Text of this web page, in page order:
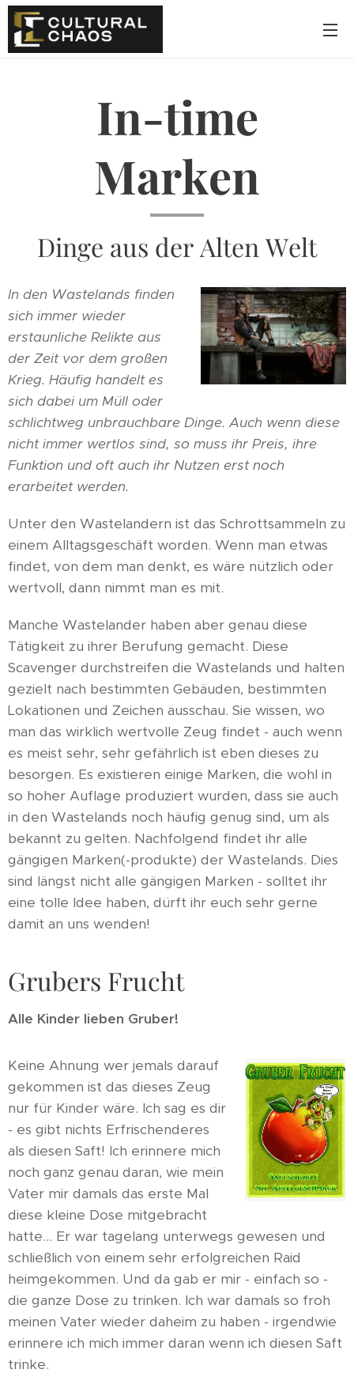
In-time
Marken
Dinge aus der Alten Welt
In den Wastelands finden
sich immer wieder
erstaunliche Relikte aus
der Zeit vor dem großen
Krieg. Häufig handelt es
sich dabei um Müll oder
schlichtweg unbrauchbare Dinge. Auch wenn diese
nicht immer wertlos sind, so muss ihr Preis, ihre
Funktion und oft auch ihr Nutzen erst noch
erarbeitet werden.
Unter den Wastelandern ist das Schrottsammeln zu
einem Alltagsgeschäft worden. Wenn man etwas
findet, von dem man denkt, es wäre nützlich oder
wertvoll, dann nimmt man es mit.
Manche Wastelander haben aber genau diese
Tätigkeit zu ihrer Berufung gemacht. Diese
Scavenger durchstreifen die Wastelands und halten
gezielt nach bestimmten Gebäuden, bestimmten
Lokationen und Zeichen ausschau. Sie wissen, wo
man das wirklich wertvolle Zeug findet - auch wenn
es meist sehr, sehr gefährlich ist eben dieses zu
besorgen. Es existieren einige Marken, die wohl in
so hoher Auflage produziert wurden, dass sie auch
in den Wastelands noch häufig genug sind, um als
bekannt zu gelten. Nachfolgend findet ihr alle
gängigen Marken(-produkte) der Wastelands. Dies
sind längst nicht alle gängigen Marken - solltet ihr
eine tolle Idee haben, dürft ihr euch sehr gerne
damit an uns wenden!
Grubers Frucht
Alle Kinder lieben Gruber!
Keine Ahnung wer jemals darauf
gekommen ist das dieses Zeug
nur für Kinder wäre. Ich sag es dir
- es gibt nichts Erfrischenderes
als diesen Saft! Ich erinnere mich
noch ganz genau daran, wie mein
Vater mir damals das erste Mal
diese kleine Dose mitgebracht
hatte... Er war tagelang unterwegs gewesen und
schließlich von einem sehr erfolgreichen Raid
heimgekommen. Und da gab er mir - einfach so -
die ganze Dose zu trinken. Ich war damals so froh
meinen Vater wieder daheim zu haben - irgendwie
erinnere ich mich immer daran wenn ich diesen Saft
trinke.